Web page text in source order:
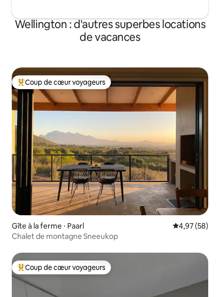
Wellington : d'autres superbes locations
de vacances
Coups de cœur voyageurs les plus appréciés
Coup de cœur voyageurs
Gîte à la ferme ⋅ Paarl Évaluation
4,97 (58)
Chalet de montagne Sneeukop
Coups de cœur voyageurs les plus appréciés
Coup de cœur voyageurs